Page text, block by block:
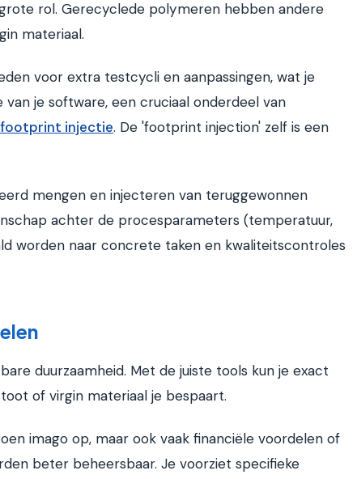
rol. Gerecyclede polymeren hebben andere
materiaal.
voor extra testcycli en aanpassingen, wat je
je software, een cruciaal onderdeel van
injectie. De 'footprint injection' zelf is een
mengen en injecteren van teruggewonnen
achter de procesparameters (temperatuur,
worden naar concrete taken en kwaliteitscontroles
duurzaamheid. Met de juiste tools kun je exact
of virgin materiaal je bespaart.
imago op, maar ook vaak financiële voordelen of
beter beheersbaar. Je voorziet specifieke